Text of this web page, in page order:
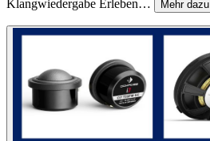
Klangwiedergabe Erleben… Mehr dazu